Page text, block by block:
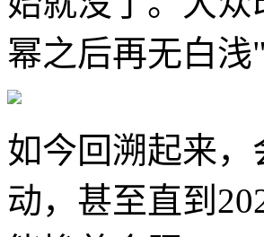
幂之后再无白
如今回溯起来
动，甚至直到